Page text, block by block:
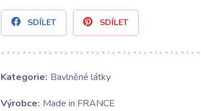
SDÍLET SDÍLET
Kategorie: Bavlněné látky
Výrobce: Made in FRANCE